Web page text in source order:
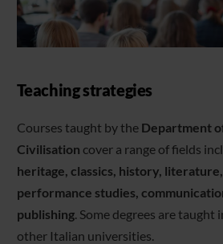
Teaching strategies
Courses taught by the Department
Civilisation cover a range of fields
heritage, classics, history,
performance studies,
publishing. Some degrees are
other Italian universities.